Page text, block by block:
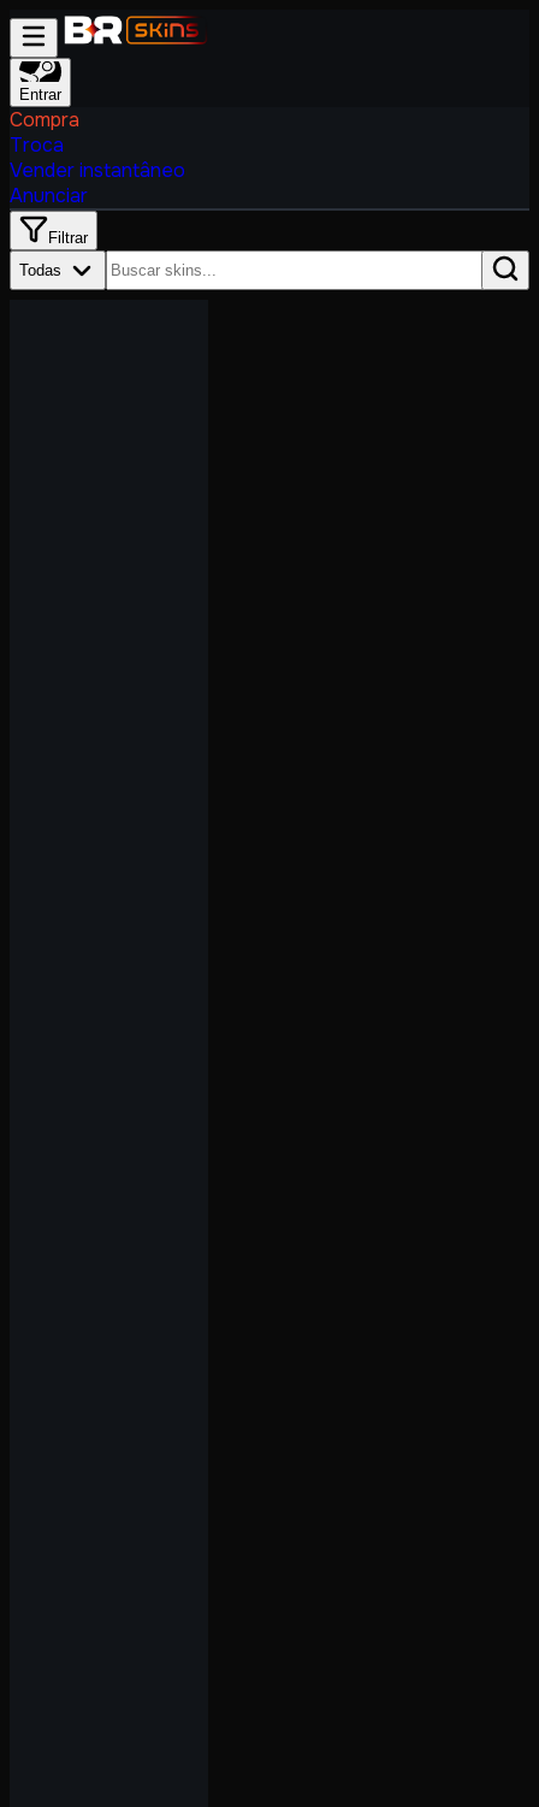
Entrar
Compra
Troca
Vender instantâneo
Anunciar
Filtrar
Todas